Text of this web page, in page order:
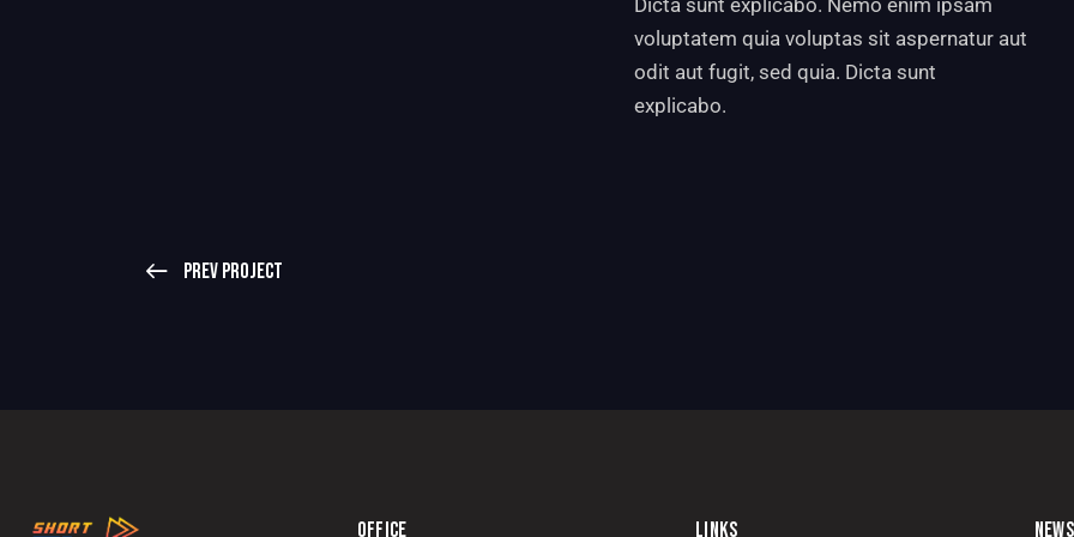
Dicta sunt explicabo. Nemo enim ipsam
voluptatem quia voluptas sit aspernatur aut
odit aut fugit, sed quia. Dicta sunt
explicabo.
Prev Project
OFFICE LINKS